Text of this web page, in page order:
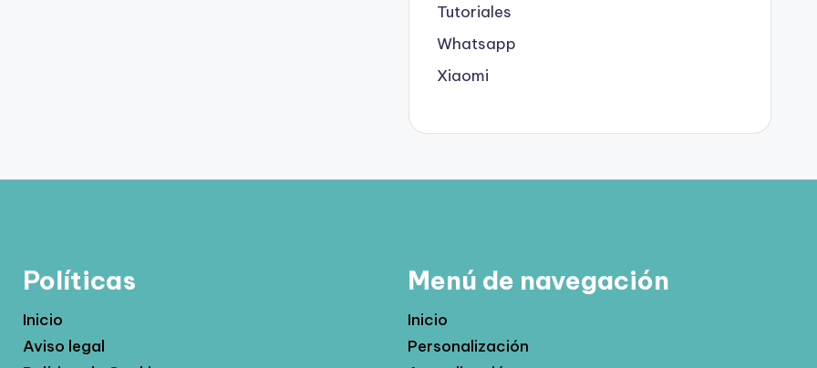
Tutoriales
Whatsapp
Xiaomi
Políticas
Inicio
Aviso legal
Menú de navegación
Inicio
Personalización